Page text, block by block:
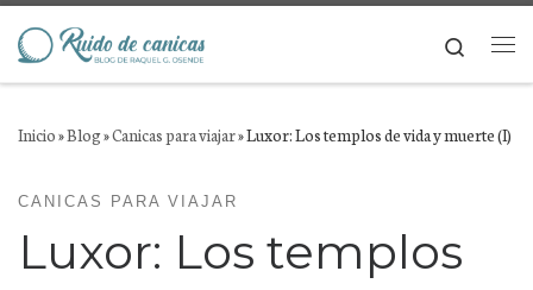
Saltar al contenido
Search
Inicio»Blog»Canicas para viajar»Luxor: Los templos de vida y muerte (I)
CANICAS PARA VIAJAR
Luxor: Los templos